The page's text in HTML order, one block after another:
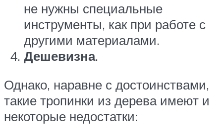
не нужны специальные
инструменты, как при работе с
другими материалами.
Дешевизна.
Однако, наравне с достоинствами,
такие тропинки из дерева имеют и
некоторые недостатки: